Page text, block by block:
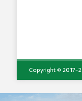
Copyright © 2017-